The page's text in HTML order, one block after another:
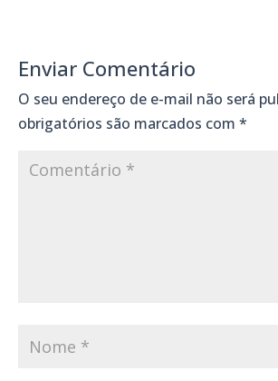
Enviar Comentário
O seu endereço de e-mail não será
obrigatórios são marcados com *